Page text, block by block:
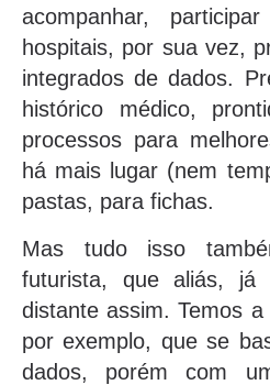
acompanhar,
hospitais, por sua vez,
integrados de dados.
histórico médico,
processos para
há mais lugar (nem
pastas, para fichas.
Mas tudo isso
futurista, que aliás,
distante assim. Temos
por exemplo, que se
dados, porém com